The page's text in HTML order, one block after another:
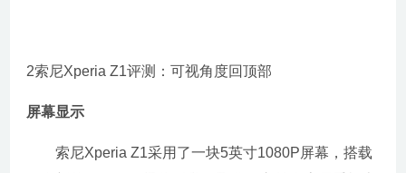
2索尼Xperia Z1评测：可视角度回顶部
屏幕显示
索尼Xperia Z1采用了一块5英寸1080P屏幕，搭载